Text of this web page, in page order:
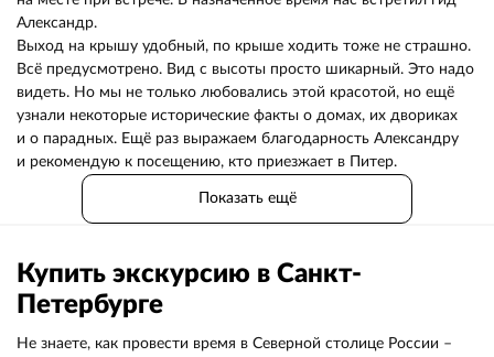
Александр.
Выход на крышу удобный, по крыше ходить тоже не страшно.
Всё предусмотрено. Вид с высоты просто шикарный. Это надо
видеть. Но мы не только любовались этой красотой, но ещё
узнали некоторые исторические факты о домах, их двориках
и о парадных. Ещё раз выражаем благодарность Александру
и рекомендую к посещению, кто приезжает в Питер.
Показать ещё
Купить экскурсию в Санкт-
Петербурге
Не знаете, как провести время в Северной столице России –